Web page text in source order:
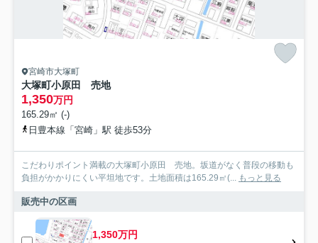
宮崎市大塚町
大塚町小原田 売地
1,350万円
165.29㎡ (-)
日豊本線「宮崎」駅 徒歩53分
こだわりポイント満載の大塚町小原田 売地。坂道がなく普段の移動も
負担がかかりにくい平坦地です。土地面積は165.29㎡(... もっと見る
販売中の区画
1,350万円